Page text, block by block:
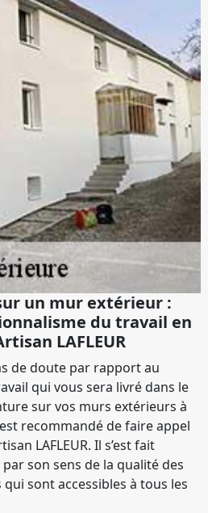
un mur extérieur :
du travail en
LAFLEUR
de doute par rapport au
qui vous sera livré dans le
sur vos murs extérieurs à
recommandé de faire appel
LAFLEUR. Il s’est fait
son sens de la qualité des
sont accessibles à tous les